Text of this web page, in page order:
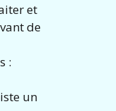
et
de
:
un